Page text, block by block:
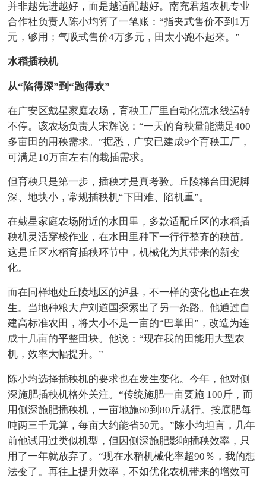
并非越先进越好，而是越适配越好。南充君超农机专业
合作社负责人陈小均算了一笔账：“指夹式售价不到1万
元，够用；气吸式售价4万多元，田太小跑不起来。”
水稻插秧机
从“陷得深”到“跑得欢”
在广安区戴星家庭农场，育秧工厂里自动化流水线运转
不停。该农场负责人宋辉说：“一天的育秧量能满足400
多亩田的用秧需求。”据悉，广安已建成9个育秧工厂，
可满足10万亩左右的栽插需求。
但育秧只是第一步，插秧才是真考验。丘陵梯台田泥脚
深、地块小，常规插秧机“下田难、陷机重”。
在戴星家庭农场附近的水田里，多款适配丘区的水稻插
秧机灵活穿梭作业，在水田里种下一行行整齐的秧苗。
这是丘区水稻育插秧环节中，机械化为其带来的新变
化。
而在同样地处丘陵地区的泸县，不一样的变化也正在发
生。当地种粮大户刘道国探索出了另一条路。他通过自
建高标准农田，将大小不足一亩的“巴掌田”，改造为连
成十几亩的平整田块。他说：“现在我的田能用大型农
机，效率大幅提升。”
陈小均选择插秧机的要求也在发生变化。今年，他对侧
深施肥插秧机格外关注。“传统施肥一亩要施 100斤，而
用侧深施肥插秧机，一亩地施60到80斤就行。按底肥每
吨两三千元算，每亩大约能省50元。”陈小均坦言，几年
前他试用过类似机型，但因侧深施肥影响插秧效率，只
用了一年就放弃了。“现在水稻机械化率超90％，我的想
法变了。再往上提升效率，不如优化农机带来的增效可